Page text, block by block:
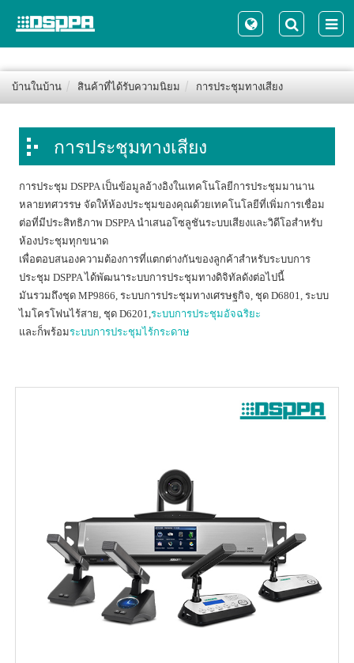
บ้านในบ้าน สินค้าที่ได้รับความนิยม การประชุมทางเสียง
การประชุมทางเสียง
การประชุม DSPPA เป็นข้อมูลอ้างอิงในเทคโนโลยีการประชุมมานาน
หลายทศวรรษ จัดให้ห้องประชุมของคุณด้วยเทคโนโลยีที่เพิ่มการเชื่อม
ต่อที่มีประสิทธิภาพ DSPPA นำเสนอโซลูชันระบบเสียงและวิดีโอสำหรับ
ห้องประชุมทุกขนาด
เพื่อตอบสนองความต้องการที่แตกต่างกันของลูกค้าสำหรับระบบการ
ประชุม DSPPA ได้พัฒนาระบบการประชุมทางดิจิทัลดังต่อไปนี้
มันรวมถึงชุด MP9866, ระบบการประชุมทางเศรษฐกิจ, ชุด D6801, ระบบ
ไมโครโฟนไร้สาย, ชุด D6201,ระบบการประชุมอัจฉริยะ
และก็พร้อมระบบการประชุมไร้กระดาษ